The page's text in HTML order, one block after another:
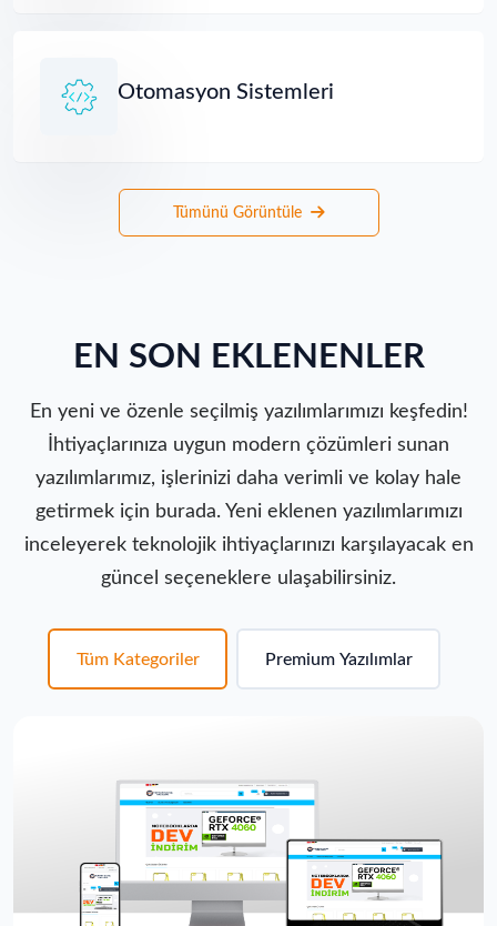
Otomasyon Sistemleri
Tümünü Görüntüle
EN SON EKLENENLER
En yeni ve özenle seçilmiş yazılımlarımızı keşfedin!
İhtiyaçlarınıza uygun modern çözümleri sunan
yazılımlarımız, işlerinizi daha verimli ve kolay hale
getirmek için burada. Yeni eklenen yazılımlarımızı
inceleyerek teknolojik ihtiyaçlarınızı karşılayacak en
güncel seçeneklere ulaşabilirsiniz.
Tüm Kategoriler Premium Yazılımlar